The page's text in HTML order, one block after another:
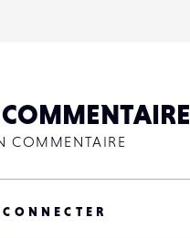
COMMENTAIRE